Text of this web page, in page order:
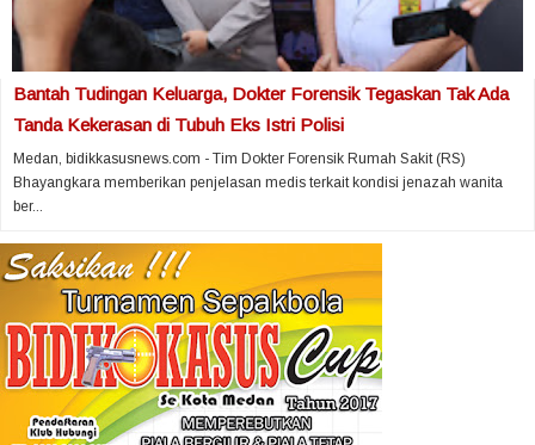
Bantah Tudingan Keluarga, Dokter Forensik Tegaskan Tak Ada
Tanda Kekerasan di Tubuh Eks Istri Polisi
Medan, bidikkasusnews.com - Tim Dokter Forensik Rumah Sakit (RS)
Bhayangkara memberikan penjelasan medis terkait kondisi jenazah wanita
ber...